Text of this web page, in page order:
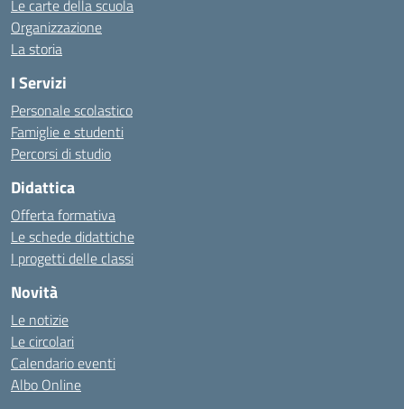
Le carte della scuola
Organizzazione
La storia
I Servizi
Personale scolastico
Famiglie e studenti
Percorsi di studio
Didattica
Offerta formativa
Le schede didattiche
I progetti delle classi
Novità
Le notizie
Le circolari
Calendario eventi
Albo Online